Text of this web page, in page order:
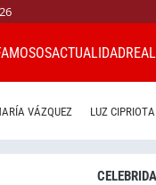
ACTUALIDAD
VÁZQUEZ LUZ CIPRIOTA